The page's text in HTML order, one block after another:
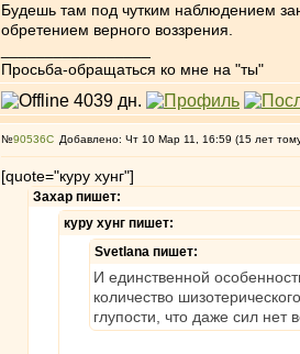
Будешь там под чутким наблюдением
обретением верного воззрения.
Просьба-обращаться ко мне на "ты"
№90536 Добавлено: Чт 10 Мар 11, 16:59 (15 лет
[quote="куру хунг"]
Захар пишет:
куру хунг пишет:
Svetlana пишет:
И единственной
количество
глупости, что даже сил нет